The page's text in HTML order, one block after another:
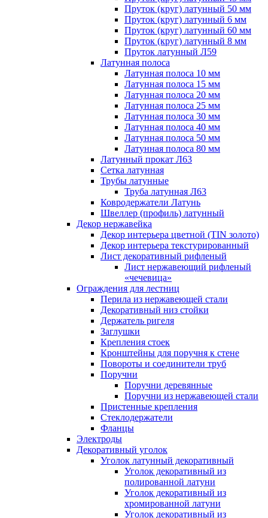
Пруток (круг) латунный 50 мм
Пруток (круг) латунный 6 мм
Пруток (круг) латунный 60 мм
Пруток (круг) латунный 8 мм
Пруток латунный Л59
Латунная полоса
Латунная полоса 10 мм
Латунная полоса 15 мм
Латунная полоса 20 мм
Латунная полоса 25 мм
Латунная полоса 30 мм
Латунная полоса 40 мм
Латунная полоса 50 мм
Латунная полоса 80 мм
Латунный прокат Л63
Сетка латунная
Трубы латунные
Труба латунная Л63
Ковродержатели Латунь
Швеллер (профиль) латунный
Декор нержавейка
Декор интерьера цветной (TIN золото)
Декор интерьера текстурированный
Лист декоративный рифленый
Лист нержавеющий рифленый
«чечевица»
Ограждения для лестниц
Перила из нержавеющей стали
Декоративный низ стойки
Держатель ригеля
Заглушки
Крепления стоек
Кронштейны для поручня к стене
Повороты и соединители труб
Поручни
Поручни деревянные
Поручни из нержавеющей стали
Пристенные крепления
Стеклодержатели
Фланцы
Электроды
Декоративный уголок
Уголок латунный декоративный
Уголок декоративный из
полированной латуни
Уголок декоративный из
хромированной латуни
Уголок декоративный из